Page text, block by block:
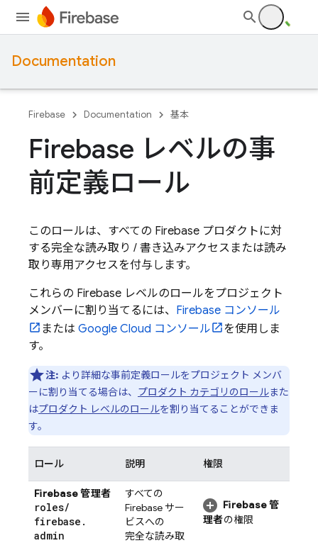
Documentation
Firebase Documentation 基本
Firebase レベルの事
前定義ロール
このロールは、すべての Firebase プロダクトに対
する完全な読み取り / 書き込みアクセスまたは読み
取り専用アクセスを付与します。
これらの Firebase レベルのロールをプロジェクト
メンバーに割り当てるには、 Firebase コンソール
または Google Cloud コンソール
を使用しま
す。
注: より詳細な事前定義ロールをプロジェクト メンバ
ーに割り当てる場合は、 プロダクト カテゴリのロールまた
はプロダクト レベルのロールを割り当てることができま
す。
ロール 説明 権限
Firebase 管理者
roles/
firebase .
admin
すべての
Firebase サー
ビスへの
完全な読み取
Firebase 管
理者の権限